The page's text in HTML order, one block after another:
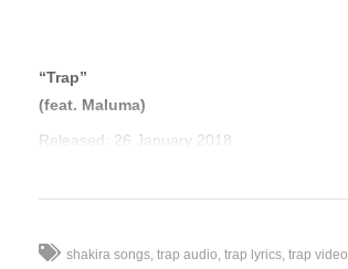
“Trap”
(feat. Maluma)
Released:
26 January 2018
Length:3:21
shakira songs trap audio trap lyrics trap video